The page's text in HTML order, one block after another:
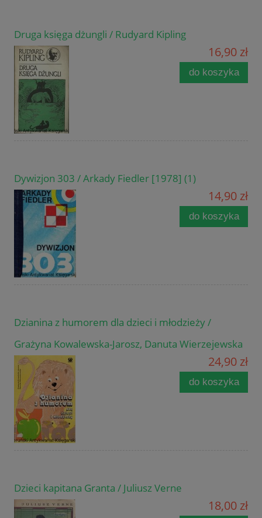
Druga księga dżungli / Rudyard Kipling
16,90 zł
do koszyka
Dywizjon 303 / Arkady Fiedler [1978] (1)
14,90 zł
do koszyka
Dzianina z humorem dla dzieci i młodzieży /
Grażyna Kowalewska-Jarosz, Danuta Wierzejewska
24,90 zł
do koszyka
Dzieci kapitana Granta / Juliusz Verne
18,00 zł